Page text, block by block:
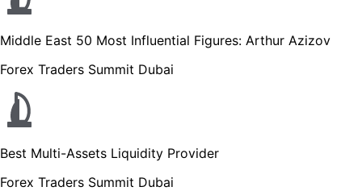
Middle East 50 Most Influential Figures: Arthur Azizov
Forex Traders Summit Dubai
Best Multi-Assets Liquidity Provider
Forex Traders Summit Dubai